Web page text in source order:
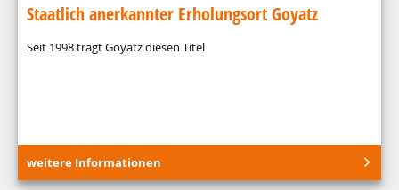
Staatlich anerkannter Erholungsort Goyatz
Seit 1998 trägt Goyatz diesen Titel
weitere Informationen